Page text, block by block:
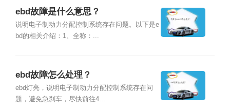
ebd故障是什么意思？
说明电子制动力分配控制系统存在问题。以下是e
bd的相关介绍：1、全称：...
ebd故障怎么处理？
ebd灯亮，说明电子制动力分配控制系统存在问
题，避免急刹车，尽快前往4...